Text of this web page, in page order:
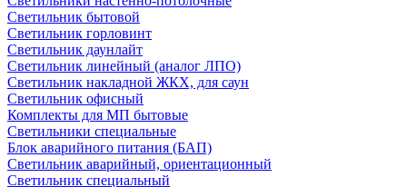
Светильник бытовой
Светильник горловинт
Светильник даунлайт
Светильник линейный (аналог ЛПО)
Светильник накладной ЖКХ, для саун
Светильник офисный
Комплекты для МП бытовые
Светильники специальные
Блок аварийного питания (БАП)
Светильник аварийный, ориентационный
Светильник специальный